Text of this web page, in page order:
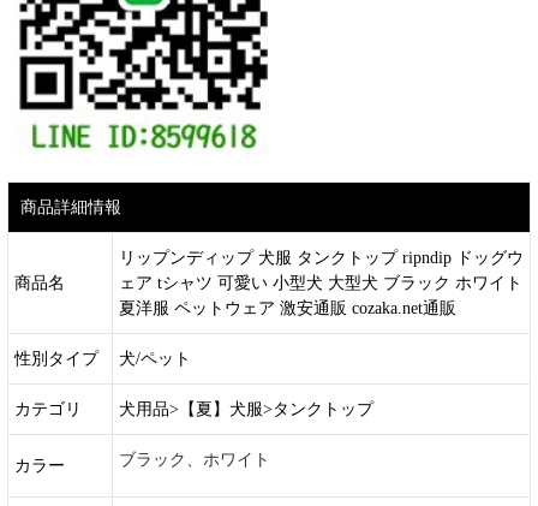
商品詳細情報
商品名
リップンディップ 犬服 タンクトップ ripndip ドッグウ
ェア tシャツ 可愛い 小型犬 大型犬 ブラック ホワイト
夏洋服 ペットウェア 激安通販 cozaka.net通販
性別タイプ 犬/ペット
カテゴリ 犬用品>【夏】犬服>タンクトップ
カラー ブラック、ホワイト